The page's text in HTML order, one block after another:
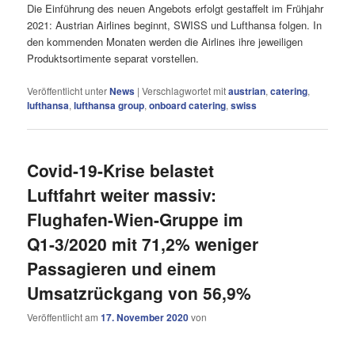
Die Einführung des neuen Angebots erfolgt gestaffelt im Frühjahr
2021: Austrian Airlines beginnt, SWISS und Lufthansa folgen. In
den kommenden Monaten werden die Airlines ihre jeweiligen
Produktsortimente separat vorstellen.
Veröffentlicht unterNews |Verschlagwortet mitaustrian,catering,
lufthansa,lufthansa group,onboard catering,swiss
Covid-19-Krise belastet
Luftfahrt weiter massiv:
Flughafen-Wien-Gruppe im
Q1-3/2020 mit 71,2% weniger
Passagieren und einem
Umsatzrückgang von 56,9%
Veröffentlicht am17. November 2020von